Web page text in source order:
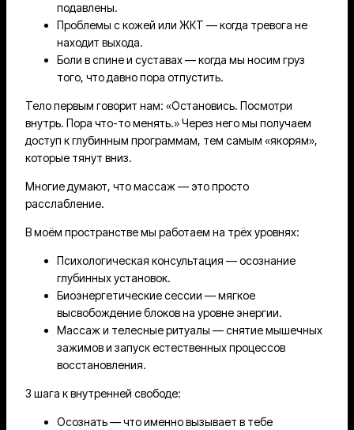
подавлены.
Проблемы с кожей или ЖКТ — когда тревога не
находит выхода.
Боли в спине и суставах — когда мы носим груз
того, что давно пора отпустить.
Тело первым говорит нам: «Остановись. Посмотри
внутрь. Пора что-то менять.» Через него мы получаем
доступ к глубинным программам, тем самым «якорям»,
которые тянут вниз.
Многие думают, что массаж — это просто
расслабление.
В моём пространстве мы работаем на трёх уровнях:
Психологическая консультация — осознание
глубинных установок.
Биоэнергетические сессии — мягкое
высвобождение блоков на уровне энергии.
Массаж и телесные ритуалы — снятие мышечных
зажимов и запуск естественных процессов
восстановления.
3 шага к внутренней свободе:
Осознать — что именно вызывает в тебе